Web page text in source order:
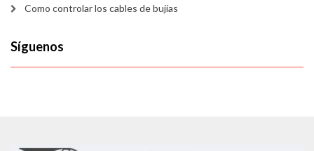
Como controlar los cables de bujías
Síguenos